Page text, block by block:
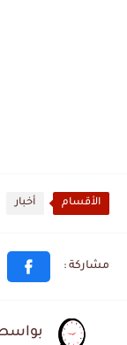
الأقسام أخبار